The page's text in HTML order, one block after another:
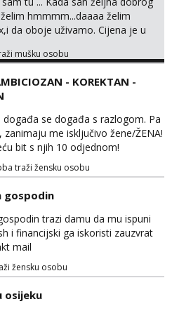
hmmmm...daaaa želim
da oboje uživamo. Cijena je u
li ti taj .?! Ja bi jednog ali
se 🔥Samo na mail.
mušku osobu
- KOREKTAN -
događa se događa s razlogom. Pa
me isključivo žene/ŽENA!
bit s njih 10 odjednom!
traži žensku osobu
gospodin
trazi damu da mu ispuni
i financijski ga iskoristi zauzvrat
mail
žensku osobu
osijeku